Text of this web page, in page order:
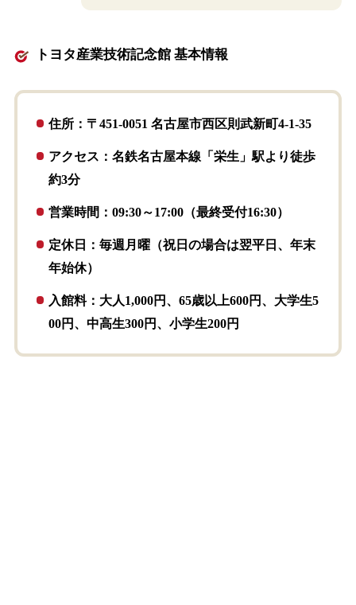
トヨタ産業技術記念館 基本情報
住所：〒451-0051 名古屋市西区則武新町4-1-35
アクセス：名鉄名古屋本線「栄生」駅より徒歩
約3分
営業時間：09:30～17:00（最終受付16:30）
定休日：毎週月曜（祝日の場合は翌平日、年末
年始休）
入館料：大人1,000円、65歳以上600円、大学生5
00円、中高生300円、小学生200円